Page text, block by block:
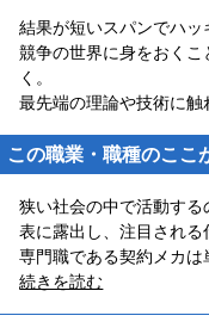
結果が短いスパンでハッ
競争の世界に身をおく
く。
最先端の理論や技術に触
この職業・職種のここ
狭い社会の中で活動する
表に露出し、注目される
専門職である契約メカは
続きを読む